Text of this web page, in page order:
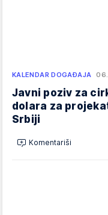
KALENDAR DOGAĐAJA
Javni poziv za
dolara za
Srbiji
Komentariši